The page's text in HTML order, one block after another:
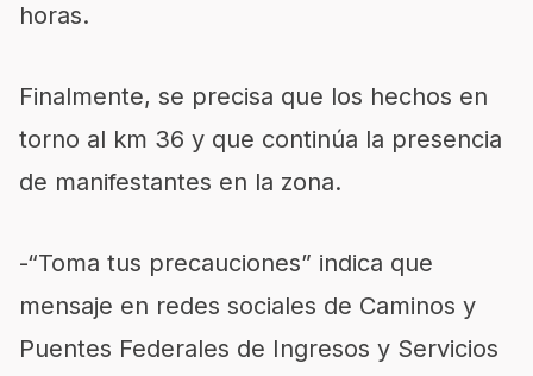
horas.
Finalmente, se precisa que los hechos en
torno al km 36 y que continúa la presencia
de manifestantes en la zona.
-“Toma tus precauciones” indica que
mensaje en redes sociales de Caminos y
Puentes Federales de Ingresos y Servicios